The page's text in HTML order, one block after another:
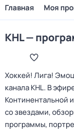
Главная Моя
KHL —
Хоккей! Лига!
канала KHL. В
Континентальной
со звездами,
программы,